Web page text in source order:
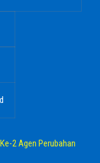
2 Agen Perubahan